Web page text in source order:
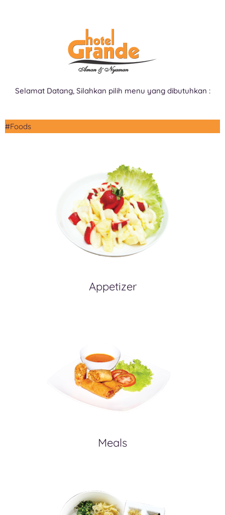
Selamat Datang, Silahkan pilih menu yang dibutuhkan :
#Foods
Appetizer
Meals